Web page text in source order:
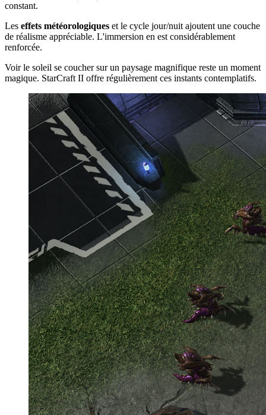
constant.
Les effets météorologiques et le cycle jour/nuit ajoutent une couche
de réalisme appréciable. L'immersion en est considérablement
renforcée.
Voir le soleil se coucher sur un paysage magnifique reste un moment
magique. StarCraft II offre régulièrement ces instants contemplatifs.